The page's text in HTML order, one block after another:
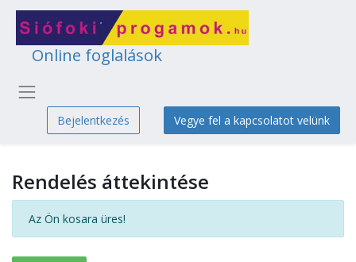
Online foglalások
Bejelentkezés Vegye fel a kapcsolatot velünk
Rendelés áttekintése
Az Ön kosara üres!